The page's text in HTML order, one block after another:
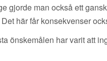
gjorde man också ett
här får konsekvenser
önskemålen har varit att